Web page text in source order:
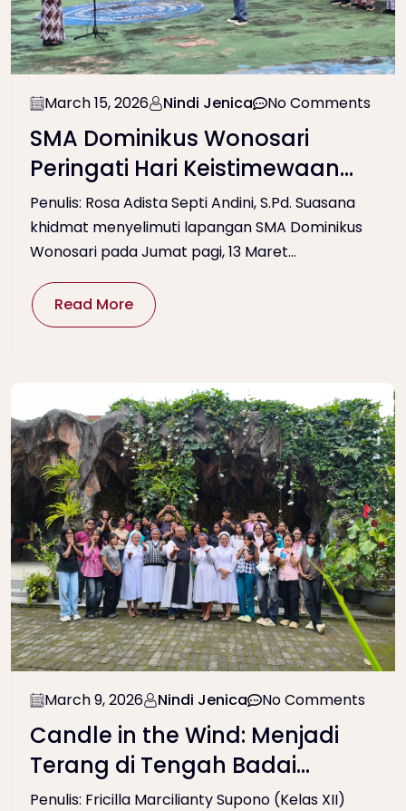
March 15, 2026 Nindi Jenica No Comments
SMA Dominikus Wonosari
Peringati Hari Keistimewaan
DIY
Penulis: Rosa Adista Septi Andini, S.Pd. Suasana
khidmat menyelimuti lapangan SMA Dominikus
Wonosari pada Jumat pagi, 13 Maret...
Read More
March 9, 2026 Nindi Jenica No Comments
Candle in the Wind: Menjadi
Terang di Tengah Badai
Kehidupan
Penulis: Fricilla Marcilianty Supono (Kelas XII)